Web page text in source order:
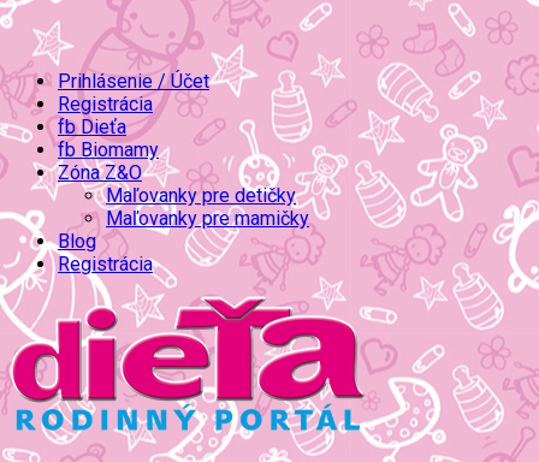
Prihlásenie / Účet
Registrácia
fb Dieťa
fb Biomamy
Zóna Z&O
Maľovanky pre detičky
Maľovanky pre mamičky
Blog
Registrácia